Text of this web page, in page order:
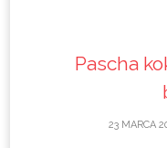
Pascha
23 MARCA